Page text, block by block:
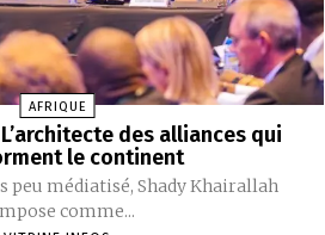
AFRIQUE
des alliances qui
le continent
peu médiatisé, Shady Khairallah
comme...